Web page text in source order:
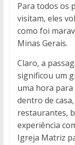
Para todos os
visitam, eles
como foi
Minas Gerais.
Claro, a
significou um
uma hora para
dentro de
restaurantes,
experiência
Igreja Matriz